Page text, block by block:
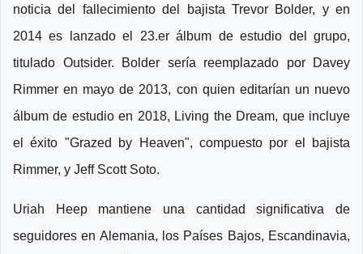
noticia del fallecimiento del bajista Trevor Bolder, y en
2014 es lanzado el 23.er álbum de estudio del grupo,
titulado Outsider. Bolder sería reemplazado por Davey
Rimmer en mayo de 2013, con quien editarían un nuevo
álbum de estudio en 2018, Living the Dream, que incluye
el éxito "Grazed by Heaven", compuesto por el bajista
Rimmer, y Jeff Scott Soto.
Uriah Heep mantiene una cantidad significativa de
seguidores en Alemania, los Países Bajos, Escandinavia,